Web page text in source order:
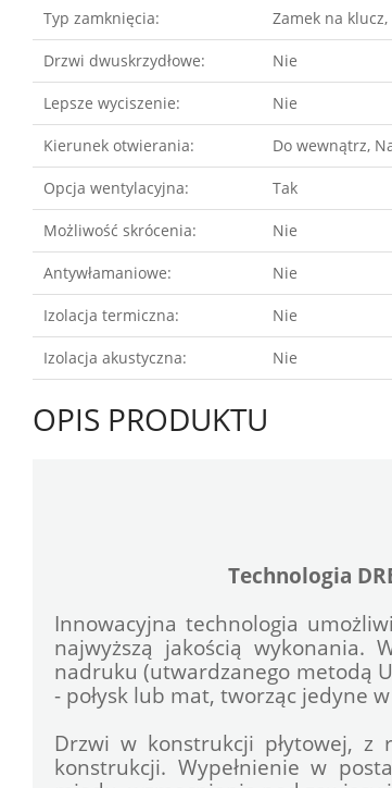
Typ zamknięcia: Zamek na klucz,
Drzwi dwuskrzydłowe: Nie
Lepsze wyciszenie: Nie
Kierunek otwierania: Do wewnątrz,
Opcja wentylacyjna: Tak
Możliwość skrócenia: Nie
Antywłamaniowe: Nie
Izolacja termiczna: Nie
Izolacja akustyczna: Nie
OPIS PRODUKTU
Technologia
Innowacyjna technologia
najwyższą jakością wykonania.
nadruku (utwardzanego metodą
- połysk lub mat, tworząc jedyne
Drzwi w konstrukcji płytowej, z
konstrukcji. Wypełnienie w